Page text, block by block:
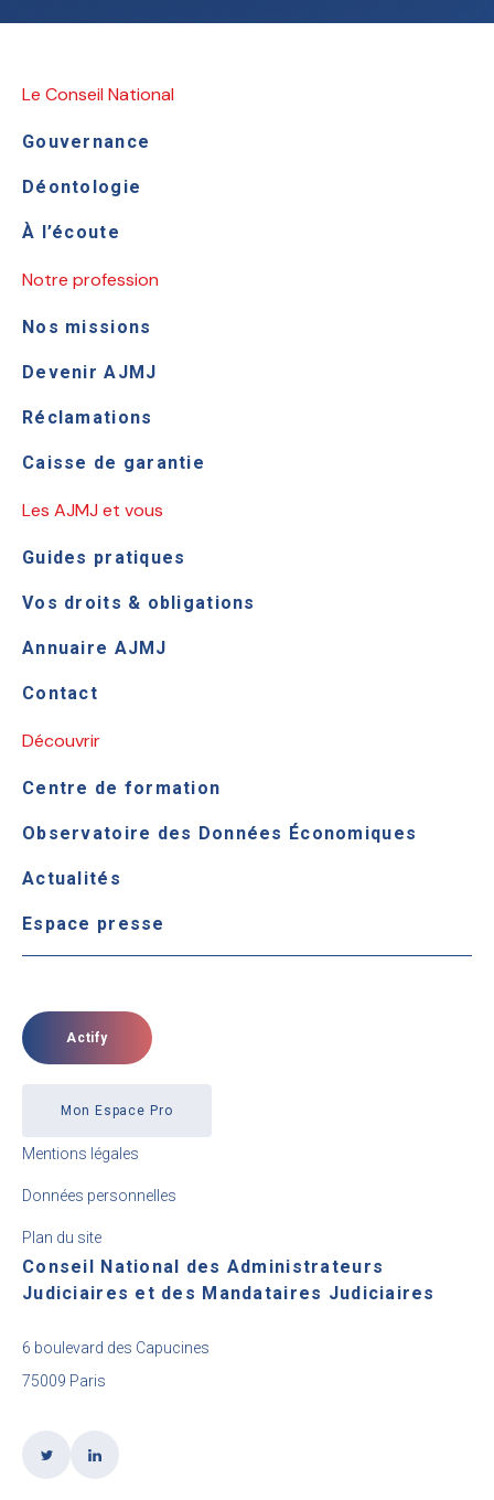
Le Conseil National
Gouvernance
Déontologie
À l’écoute
Notre profession
Nos missions
Devenir AJMJ
Réclamations
Caisse de garantie
Les AJMJ et vous
Guides pratiques
Vos droits & obligations
Annuaire AJMJ
Contact
Découvrir
Centre de formation
Observatoire des Données Économiques
Actualités
Espace presse
Actify
Mon Espace Pro
Mentions légales
Données personnelles
Plan du site
Conseil National des Administrateurs
Judiciaires et des Mandataires Judiciaires
6 boulevard des Capucines
75009 Paris